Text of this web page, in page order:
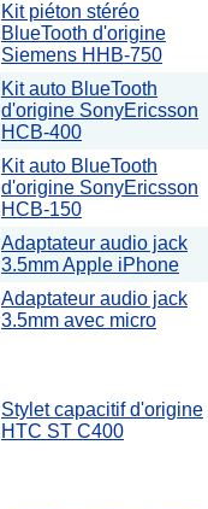
Kit piéton stéréo
BlueTooth d'origine
Siemens HHB-750
Kit auto BlueTooth
d'origine SonyEricsson
HCB-400
Kit auto BlueTooth
d'origine SonyEricsson
HCB-150
Adaptateur audio jack
3.5mm Apple iPhone
Adaptateur audio jack
3.5mm avec micro
Stylet capacitif d'origine
HTC ST C400